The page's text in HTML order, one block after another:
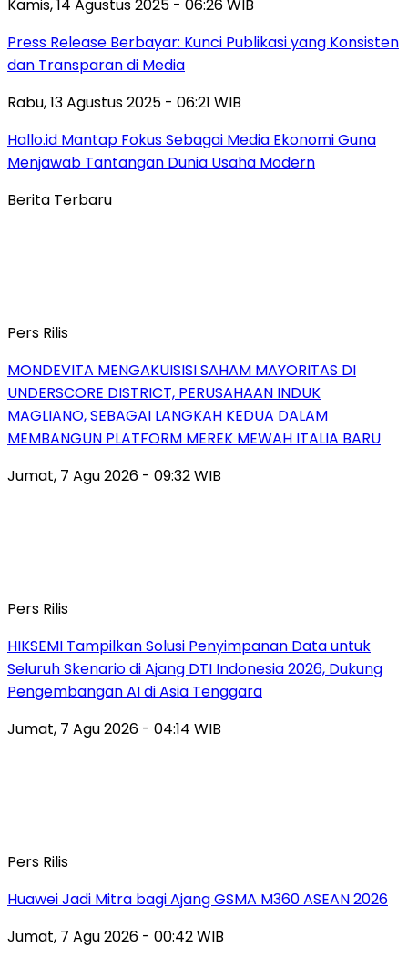
Kamis, 14 Agustus 2025 - 06:26 WIB
Press Release Berbayar: Kunci Publikasi yang Konsisten
dan Transparan di Media
Rabu, 13 Agustus 2025 - 06:21 WIB
Hallo.id Mantap Fokus Sebagai Media Ekonomi Guna
Menjawab Tantangan Dunia Usaha Modern
Berita Terbaru
Pers Rilis
MONDEVITA MENGAKUISISI SAHAM MAYORITAS DI
UNDERSCORE DISTRICT, PERUSAHAAN INDUK
MAGLIANO, SEBAGAI LANGKAH KEDUA DALAM
MEMBANGUN PLATFORM MEREK MEWAH ITALIA BARU
Jumat, 7 Agu 2026 - 09:32 WIB
Pers Rilis
HIKSEMI Tampilkan Solusi Penyimpanan Data untuk
Seluruh Skenario di Ajang DTI Indonesia 2026, Dukung
Pengembangan AI di Asia Tenggara
Jumat, 7 Agu 2026 - 04:14 WIB
Pers Rilis
Huawei Jadi Mitra bagi Ajang GSMA M360 ASEAN 2026
Jumat, 7 Agu 2026 - 00:42 WIB